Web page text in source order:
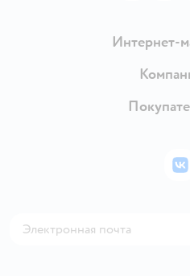
Интернет-
Доставка
Правила
Политика
Бонусные